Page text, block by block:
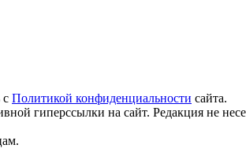
с Политикой конфиденциальности сайта.
гиперссылки на сайт. Редакция не